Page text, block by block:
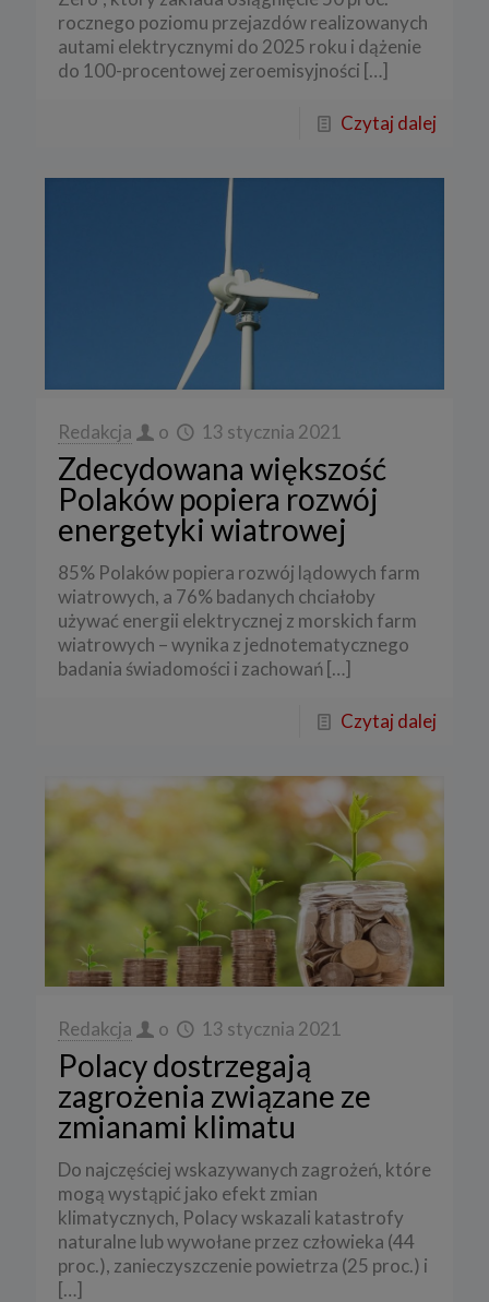
rocznego poziomu przejazdów realizowanych
autami elektrycznymi do 2025 roku i dążenie
do 100-procentowej zeroemisyjności […]
Czytaj dalej
Redakcja o 13 stycznia 2021
Zdecydowana większość
Polaków popiera rozwój
energetyki wiatrowej
85% Polaków popiera rozwój lądowych farm
wiatrowych, a 76% badanych chciałoby
używać energii elektrycznej z morskich farm
wiatrowych – wynika z jednotematycznego
badania świadomości i zachowań[…]
Czytaj dalej
Redakcja o 13 stycznia 2021
Polacy dostrzegają
zagrożenia związane ze
zmianami klimatu
Do najczęściej wskazywanych zagrożeń, które
mogą wystąpić jako efekt zmian
klimatycznych, Polacy wskazali katastrofy
naturalne lub wywołane przez człowieka (44
proc.), zanieczyszczenie powietrza (25 proc.) i
[…]